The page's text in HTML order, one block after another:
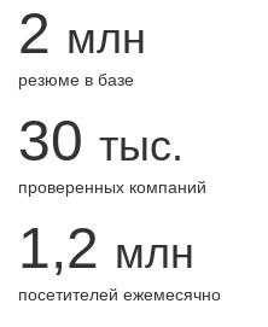
2 млн
резюме в базе
30 тыс.
проверенных компаний
1,2 млн
посетителей ежемесячно